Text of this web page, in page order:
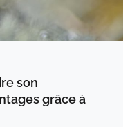
son
grâce à